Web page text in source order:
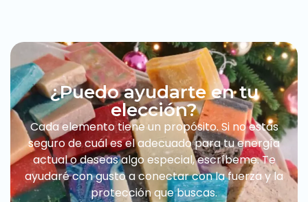
¿Puedo ayudarte en tu
elección?
Cada elemento tiene un propósito. Si no estás
seguro de cuál es el adecuado para tu energía
actual o deseas algo especial, escríbeme. Te
ayudaré con gusto a conectar con la fuerza y la
protección que buscas.